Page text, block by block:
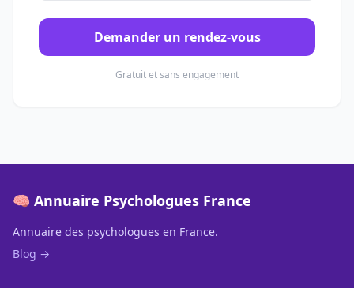
Demander un rendez-vous
Gratuit et sans engagement
🧠 Annuaire Psychologues France
Annuaire des psychologues en France.
Blog →